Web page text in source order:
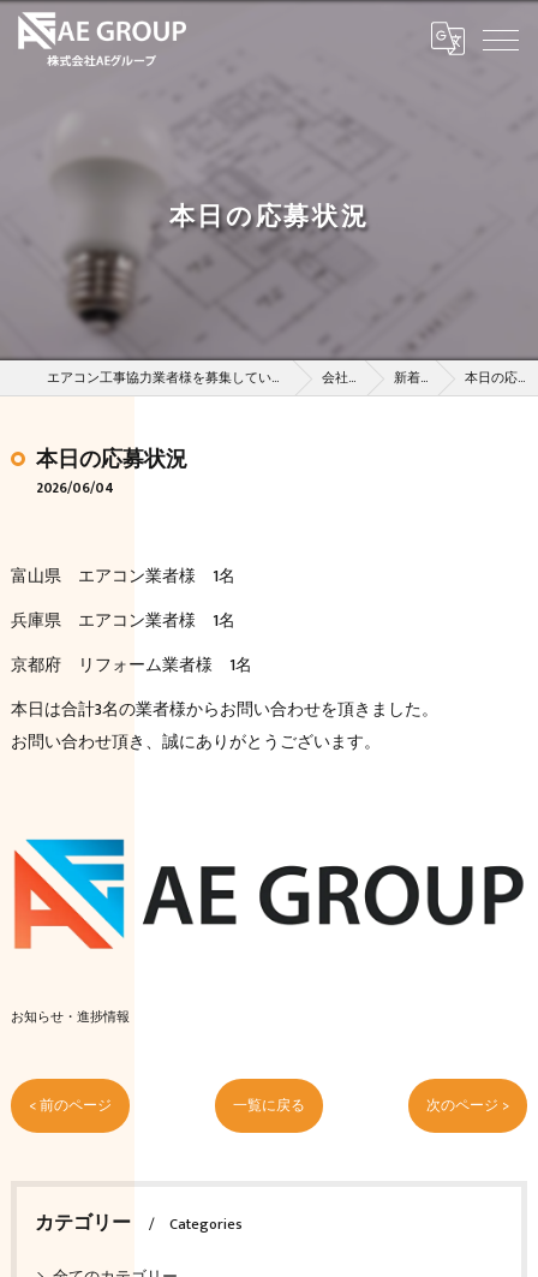
本日の応募状況
エアコン工事協力業者様を募集している株式会社AEグループ 会社概要 新着情報 本日の応募状況
本日の応募状況
2026/06/04
富山県 エアコン業者様 1名
兵庫県 エアコン業者様 1名
京都府 リフォーム業者様 1名
本日は合計3名の業者様からお問い合わせを頂きました。
お問い合わせ頂き、誠にありがとうございます。
お知らせ・進捗情報
< 前のページ 一覧に戻る 次のページ >
カテゴリー Categories